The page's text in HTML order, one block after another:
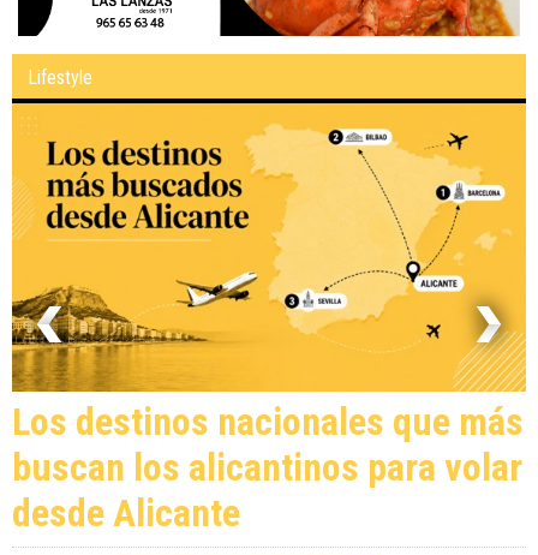
Lifestyle
Los destinos nacionales que más
buscan los alicantinos para volar
desde Alicante